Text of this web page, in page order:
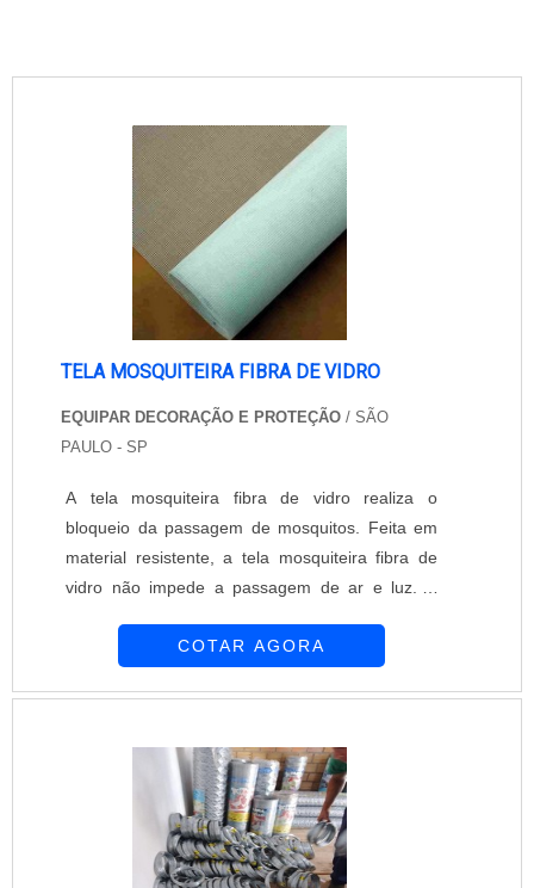
TELA MOSQUITEIRA FIBRA DE VIDRO
EQUIPAR DECORAÇÃO E PROTEÇÃO / SÃO
PAULO - SP
A tela mosquiteira fibra de vidro realiza o
bloqueio da passagem de mosquitos. Feita em
material resistente, a tela mosquiteira fibra de
vidro não impede a passagem de ar e luz. A
posição de destaque em seu segmento. É
mosquiteira fibra de vidro é extremamente fácil.
COTAR AGORA